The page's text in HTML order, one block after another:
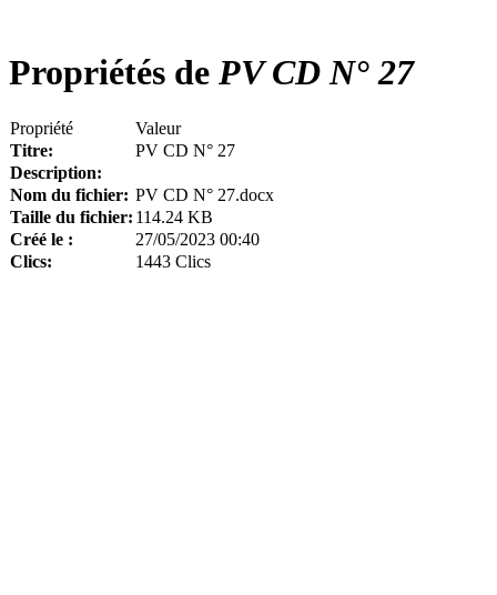
Propriétés de PV CD N° 27
Propriété
Valeur
Titre:
PV CD N° 27
Description:
Nom du fichier: PV CD N° 27.docx
Taille du fichier: 114.24 KB
Créé le :
27/05/2023 00:40
Clics:
1443 Clics